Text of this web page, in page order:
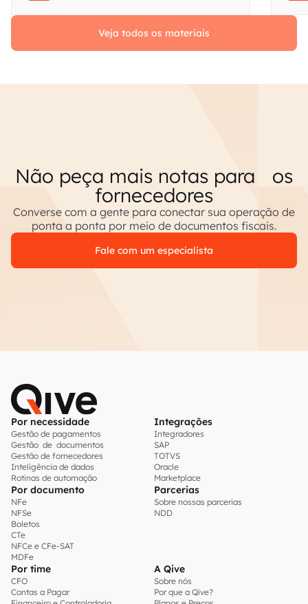
Veja todos os materiais
Não peça mais notas para os
fornecedores
Converse com a gente para conectar sua operação de
ponta a ponta por meio de documentos fiscais.
Fale com um especialista
Por necessidade
Gestão de pagamentos
Gestão de documentos
Gestão de fornecedores
Inteligência de dados
Rotinas de automação
Integrações
Integradores
SAP
TOTVS
Oracle
Marketplace
Por documento
NFe
NFSe
Boletos
CTe
NFCe e CFe-SAT
MDFe
Parcerias
Sobre nossas parcerias
NDD
Por time
CFO
Contas a Pagar
A Qive
Sobre nós
Por que a Qive?